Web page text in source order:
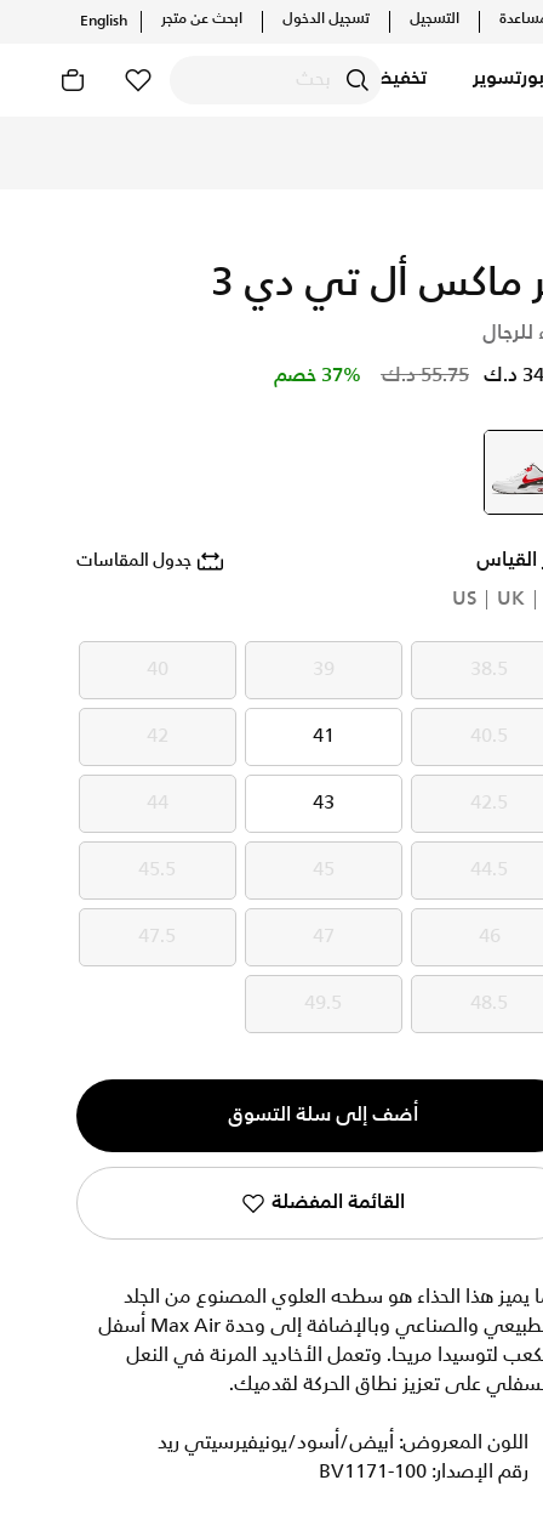
التسجيل تسجيل الدخول ابحث عن متجر English
تخفيضات
ماكس أل تي دي 3
للرجال
Price reduced from
55.75 د.ك to 37% خصم
selected
أبيض
القياس جدول المقاسات
UK
US
38.5
38.5
39
39
40
40
40.5
40.5
41
41
42
42
42.5
42.5
43
43
44
44
44.5
44.5
45
45
45.5
45.5
46
46
47
47
47.5
47.5
48.5
48.5
49.5
49.5
أضف إلى سلة التسوق
القائمة المفضلة
يميز هذا الحذاء هو سطحه العلوي المصنوع من الجلد
الطبيعي والصناعي وبالإضافة إلى وحدة Max Air أسفل
لتوسيدا مريحا. وتعمل الأخاديد المرنة في النعل
على تعزيز نطاق الحركة لقدميك.
اللون المعروض: أبيض/أسود/يونيفيرسيتي ريد
رقم الإصدار: BV1171-100